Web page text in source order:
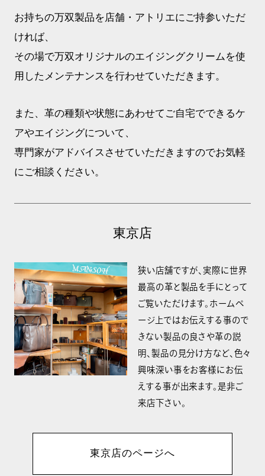
お持ちの万双製品を店舗・アトリエにご持参いただ
ければ、
その場で万双オリジナルのエイジングクリームを使
用したメンテナンスを行わせていただきます。
また、革の種類や状態にあわせてご自宅でできるケ
アやエイジングについて、
専門家がアドバイスさせていただきますのでお気軽
にご相談ください。
東京店
狭い店舗ですが、実際に世界
最高の革と製品を手にとって
ご覧いただけます。ホームペ
ージ上ではお伝えする事ので
きない製品の良さや革の説
明、製品の見分け方など、色々
興味深い事をお客様にお伝
えする事が出来ます。是非ご
来店下さい。
東京店のページへ